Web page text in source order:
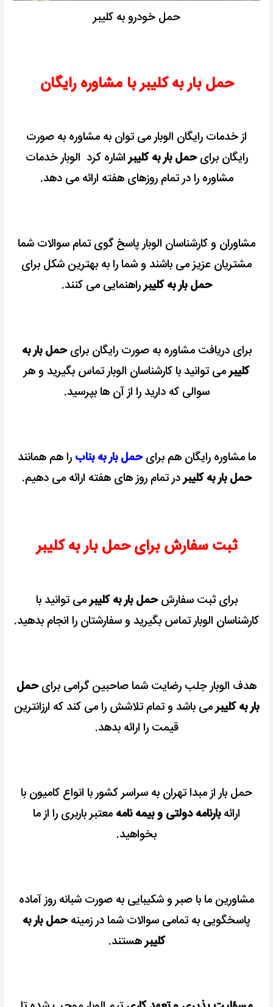
حمل خودرو به کلیبر
حمل بار به کلیبر با مشاوره رایگان
از خدمات رایگان الوبار می توان به مشاوره به صورت
رایگان برایحمل بار به کلیبراشاره کرد الوبار خدمات
مشاوره را در تمام روزهای هفته ارائه می دهد.
مشاوران و کارشناسان الوبار پاسخ گوی تمام سوالات شما
مشتریان عزیز می باشند و شما را به بهترین شکل برای
حمل بار به کلیبرراهنمایی می کنند.
برای دریافت مشاوره به صورت رایگان برایحمل بار به
کلیبرمی توانید با کارشناسان الوبار تماس بگیرید و هر
سوالی که دارید را از آن ها بپرسید.
ما مشاوره رایگان هم برایحمل بار به بناب را هم همانند
حمل بار به کلیبردر تمام روز های هفته ارائه می دهیم.
ثبت سفارش برای حمل بار به کلیبر
برای ثبت سفارشحمل بار به کلیبرمی توانید با
کارشناسان الوبار تماس بگیرید و سفارشتان را انجام بدهید.
هدف الوبار جلب رضایت شما صاحبین گرامی برایحمل
بار به کلیبرمی باشد و تمام تلاشش را می کند که ارزانترین
قیمت را ارائه بدهد.
حمل بار از مبدا تهران به سراسر کشور با انواع کامیون با
ارائهبارنامه دولتی و بیمه نامه معتبر باربری را از ما
بخواهید.
مشاورین ما با صبر و شکیبایی به صورت شبانه روز آماده
پاسخگویی به تمامی سوالات شما در زمینهحمل بار به
کلیبرهستند.